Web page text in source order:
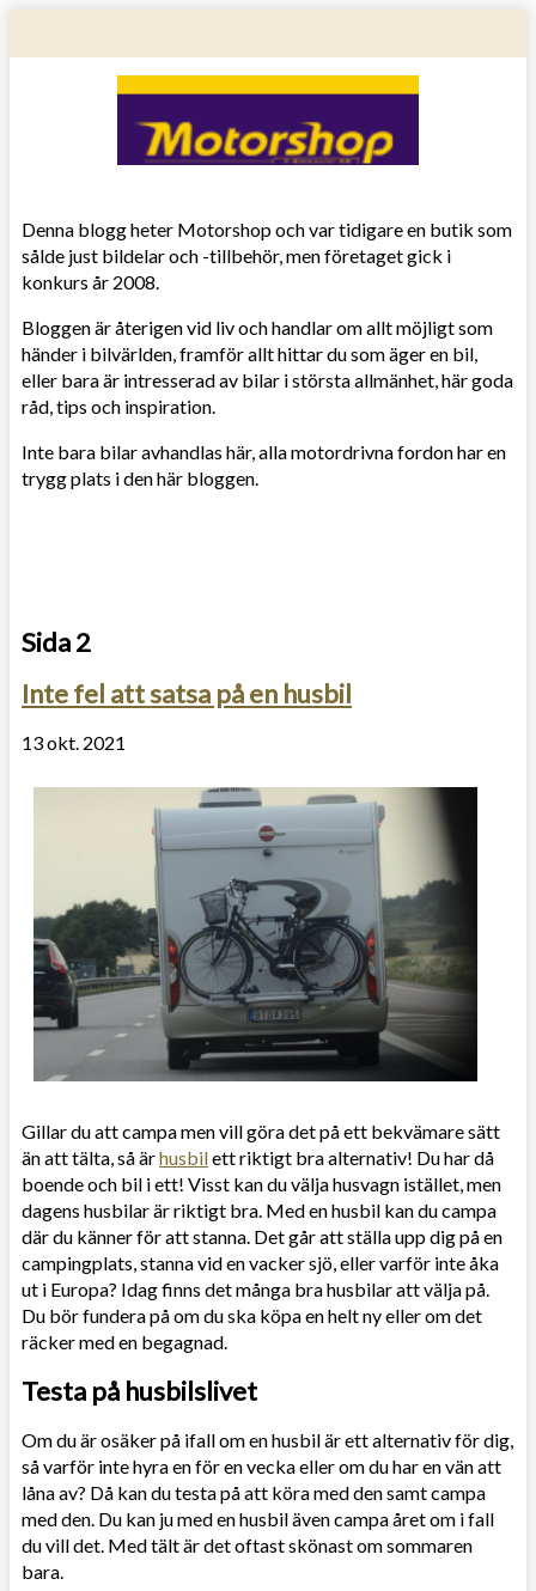
Denna blogg heter Motorshop och var tidigare en butik som
sålde just bildelar och -tillbehör, men företaget gick i
konkurs år 2008.
Bloggen är återigen vid liv och handlar om allt möjligt som
händer i bilvärlden, framför allt hittar du som äger en bil,
eller bara är intresserad av bilar i största allmänhet, här goda
råd, tips och inspiration.
Inte bara bilar avhandlas här, alla motordrivna fordon har en
trygg plats i den här bloggen.
Sida 2
Inte fel att satsa på en husbil
13 okt. 2021
Gillar du att campa men vill göra det på ett bekvämare sätt
än att tälta, så ärhusbilett riktigt bra alternativ! Du har då
boende och bil i ett! Visst kan du välja husvagn istället, men
dagens husbilar är riktigt bra. Med en husbil kan du campa
där du känner för att stanna. Det går att ställa upp dig på en
campingplats, stanna vid en vacker sjö, eller varför inte åka
ut i Europa? Idag finns det många bra husbilar att välja på.
Du bör fundera på om du ska köpa en helt ny eller om det
räcker med en begagnad.
Testa på husbilslivet
Om du är osäker på ifall om en husbil är ett alternativ för dig,
så varför inte hyra en för en vecka eller om du har en vän att
låna av? Då kan du testa på att köra med den samt campa
med den. Du kan ju med en husbil även campa året om i fall
du vill det. Med tält är det oftast skönast om sommaren
bara.